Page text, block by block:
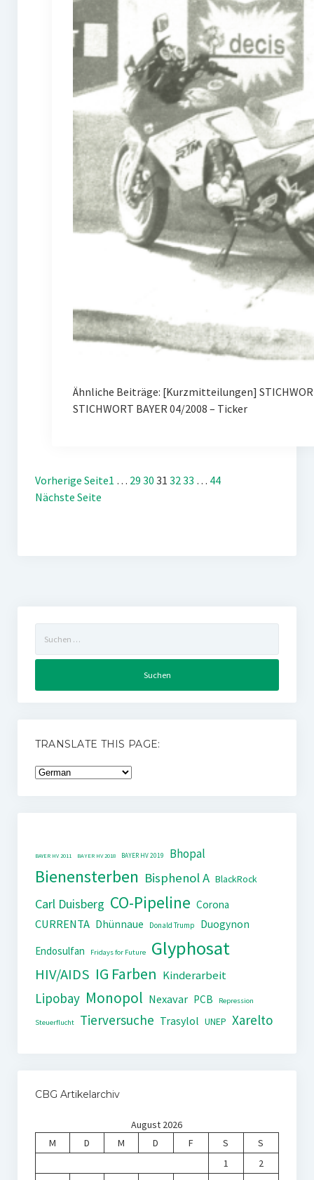
Ähnliche Beiträge: [Kurzmitteilungen]
STICHWORT BAYER 04/2008 – Ticker
Vorherige Seite1 … 29 30 31 3233 … 44
Nächste Seite
nach:
TRANSLATE THIS PAGE:
BAYER HV 2011 BAYER HV 2018 BAYER HV 2019 Bhopal
Bienensterben Bisphenol A BlackRock
Carl Duisberg CO-Pipeline Corona
CURRENTA Dhünnaue Donald Trump
Duogynon
Endosulfan
Fridays for Future Glyphosat
HIV/AIDS IG Farben Kinderarbeit
Lipobay Monopol Nexavar PCB Repression
Steuerflucht Tierversuche Trasylol UNEP Xarelto
CBG Artikelarchiv
August 2026
M
D M D F S
S
1
2